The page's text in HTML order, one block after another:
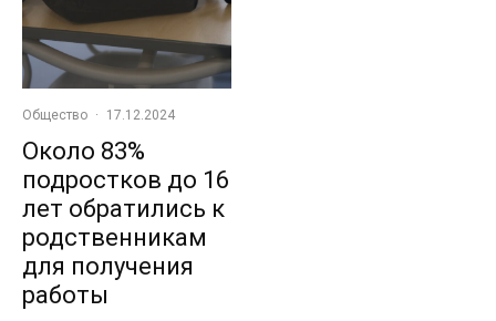
Общество · 17.12.2024
Около 83%
подростков до 16
лет обратились к
родственникам
для получения
работы